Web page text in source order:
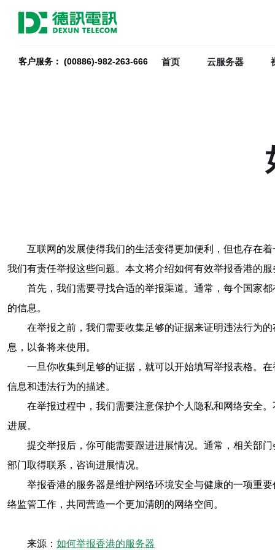
客户服务： (00886)-982-263-666 首页 云服务器
互联网的发展使得我们的生活变得更加便利，但也存在
我们有责任举报这些问题。本文将介绍如何有效举报香港的服
首先，我们需要寻找合适的举报渠道。通常，每个国家
的信息。
在举报之前，我们需要收集足够的证据来证明违法行为
息，以备将来使用。
一旦你收集到足够的证据，就可以开始填写举报表格。
信息和违法行为的描述。
在举报过程中，我们需要注意保护个人隐私和网络安全
进展。
提交举报后，你可能需要跟进进展情况。通常，相关部
部门取得联系，咨询进展情况。
举报香港的服务器是维护网络环境安全与健康的一项重
络监管工作，共同营造一个更加清朗的网络空间。
来源： 如何举报香港的服务器